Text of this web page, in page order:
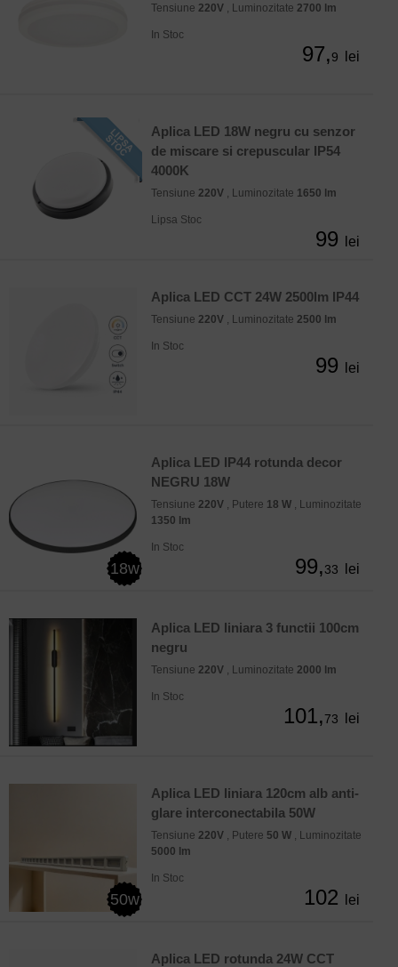
Tensiune 220V , Luminozitate 2700 lm
In Stoc
97,9 lei
Aplica LED 18W negru cu senzor
de miscare si crepuscular IP54
4000K
Tensiune 220V , Luminozitate 1650 lm
Lipsa Stoc
99 lei
Aplica LED CCT 24W 2500lm IP44
Tensiune 220V , Luminozitate 2500 lm
In Stoc
99 lei
18w
Aplica LED IP44 rotunda decor
NEGRU 18W
Tensiune 220V , Putere 18 W , Luminozitate
1350 lm
In Stoc
99,33 lei
Aplica LED liniara 3 functii 100cm
negru
Tensiune 220V , Luminozitate 2000 lm
In Stoc
101,73 lei
50w
Aplica LED liniara 120cm alb anti-
glare interconectabila 50W
Tensiune 220V , Putere 50 W , Luminozitate
5000 lm
In Stoc
102 lei
Aplica LED rotunda 24W CCT